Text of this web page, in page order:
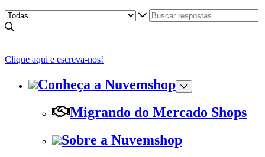
Clique aqui e escreva-nos!
Conheça a Nuvemshop
Migrando do Mercado Shops
Sobre a Nuvemshop